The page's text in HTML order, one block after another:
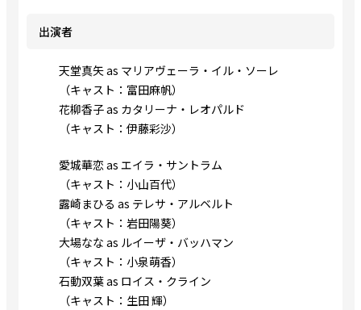
出演者
天堂真矢 as マリアヴェーラ・イル・ソーレ
（キャスト：富田麻帆）
花柳香子 as カタリーナ・レオパルド
（キャスト：伊藤彩沙）
愛城華恋 as エイラ・サントラム
（キャスト：小山百代）
露崎まひる as テレサ・アルベルト
（キャスト：岩田陽葵）
大場なな as ルイーザ・バッハマン
（キャスト：小泉萌香）
石動双葉 as ロイス・クライン
（キャスト：生田 輝）